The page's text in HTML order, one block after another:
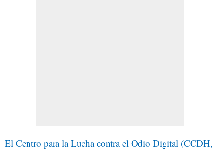
El Centro para la Lucha contra el Odio Digital (CCDH,